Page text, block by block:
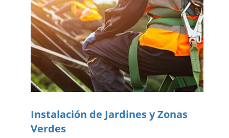
Instalación de Jardines y Zonas
Verdes